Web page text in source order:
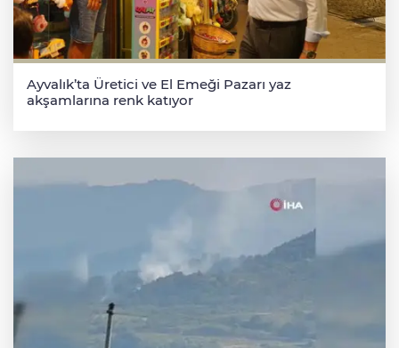
Ayvalık’ta Üretici ve El Emeği Pazarı yaz
akşamlarına renk katıyor